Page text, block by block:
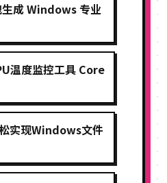
成 Windows 专业
温度监控工具 Core
实现Windows文件